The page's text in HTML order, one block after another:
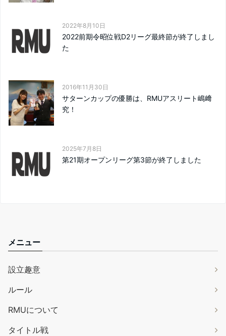
2022年8月10日
2022前期令昭位戦D2リーグ最終節が終了しまし
た
2016年11月30日
サターンカップの優勝は、RMUアスリート嶋﨑
究！
2025年7月8日
第21期オープンリーグ第3節が終了しました
メニュー
設立趣意
ルール
RMUについて
タイトル戦